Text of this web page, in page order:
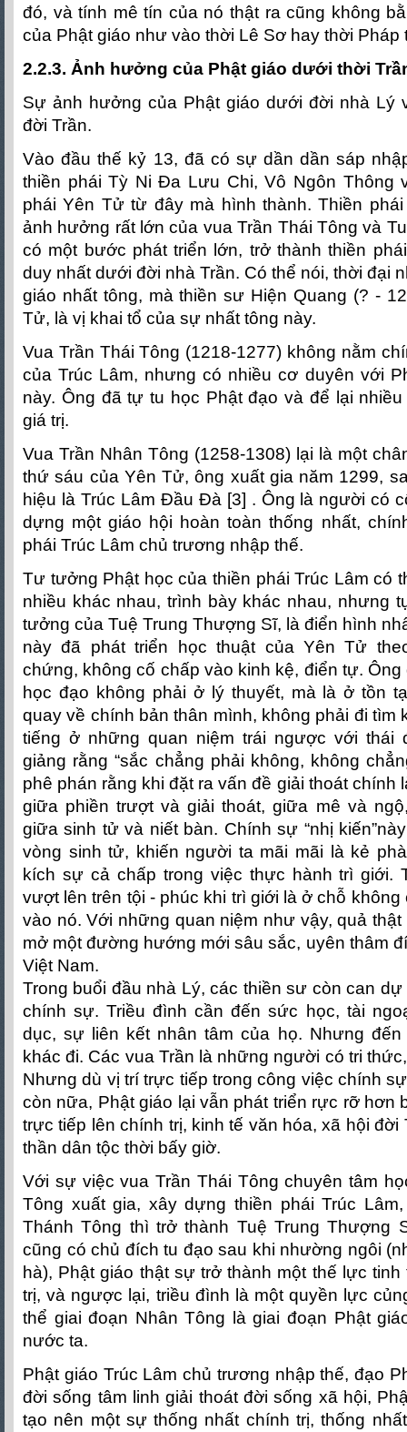
đó, và tính mê tín của nó thật ra cũng không
của Phật giáo như vào thời Lê Sơ hay thời Pháp
2.2.3. Ảnh hưởng của Phật giáo dưới thời
Sự ảnh hưởng của Phật giáo dưới đời nhà Lý
đời Trần.
Vào đầu thế kỷ 13, đã có sự dần dần sáp
thiền phái Tỳ Ni Đa Lưu Chi, Vô Ngôn Thông
phái Yên Tử từ đây mà hình thành. Thiền
ảnh hưởng rất lớn của vua Trần Thái Tông và
có một bước phát triển lớn, trở thành thiền
duy nhất dưới đời nhà Trần. Có thể nói, thời đại
giáo nhất tông, mà thiền sư Hiện Quang (? -
Tử, là vị khai tổ của sự nhất tông này.
Vua Trần Thái Tông (1218-1277) không nằm
của Trúc Lâm, nhưng có nhiều cơ duyên với
này. Ông đã tự tu học Phật đạo và để lại
giá trị.
Vua Trần Nhân Tông (1258-1308) lại là một
thứ sáu của Yên Tử, ông xuất gia năm 1299,
hiệu là Trúc Lâm Đầu Đà [3] . Ông là người có
dựng một giáo hội hoàn toàn thống nhất,
phái Trúc Lâm chủ trương nhập thế.
Tư tưởng Phật học của thiền phái Trúc Lâm có
nhiều khác nhau, trình bày khác nhau, nhưng
tưởng của Tuệ Trung Thượng Sĩ, là điển hình
này đã phát triển học thuật của Yên Tử
chứng, không cố chấp vào kinh kệ, điển tự.
học đạo không phải ở lý thuyết, mà là ở tồn
quay về chính bản thân mình, không phải đi tìm
tiếng ở những quan niệm trái ngược với thái
giảng rằng “sắc chẳng phải không, không
phê phán rằng khi đặt ra vấn đề giải thoát chính
giữa phiền trượt và giải thoát, giữa mê và
giữa sinh tử và niết bàn. Chính sự “nhị
vòng sinh tử, khiến người ta mãi mãi là kẻ
kích sự cả chấp trong việc thực hành trì giới.
vượt lên trên tội - phúc khi trì giới là ở chỗ
vào nó. Với những quan niệm như vậy, quả
mở một đường hướng mới sâu sắc, uyên thâm
Việt Nam.
Trong buổi đầu nhà Lý, các thiền sư còn can
chính sự. Triều đình cần đến sức học, tài
dục, sự liên kết nhân tâm của họ. Nhưng
khác đi. Các vua Trần là những người có tri
Nhưng dù vị trí trực tiếp trong công việc chính
còn nữa, Phật giáo lại vẫn phát triển rực rỡ hơn
trực tiếp lên chính trị, kinh tế văn hóa, xã hội đời
thần dân tộc thời bấy giờ.
Với sự việc vua Trần Thái Tông chuyên tâm
Tông xuất gia, xây dựng thiền phái Trúc
Thánh Tông thì trở thành Tuệ Trung Thượng
cũng có chủ đích tu đạo sau khi nhường ngôi
hà), Phật giáo thật sự trở thành một thế lực
trị, và ngược lại, triều đình là một quyền lực
thể giai đoạn Nhân Tông là giai đoạn Phật
nước ta.
Phật giáo Trúc Lâm chủ trương nhập thế, đạo
đời sống tâm linh giải thoát đời sống xã hội,
tạo nên một sự thống nhất chính trị, thống